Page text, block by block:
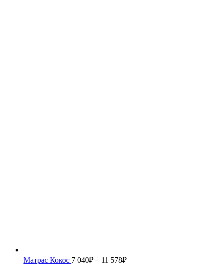
Матрас Кокос 7 040₽ – 11 578₽